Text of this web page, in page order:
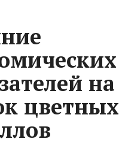
на
цветных